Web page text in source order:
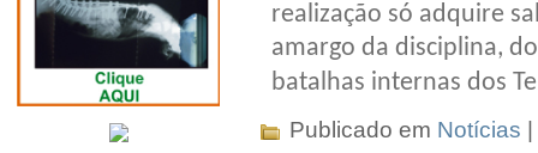
realização só adquire
amargo da disciplina,
batalhas internas dos
Publicado em Notícias